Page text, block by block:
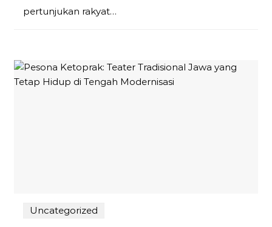
pertunjukan rakyat…
Uncategorized